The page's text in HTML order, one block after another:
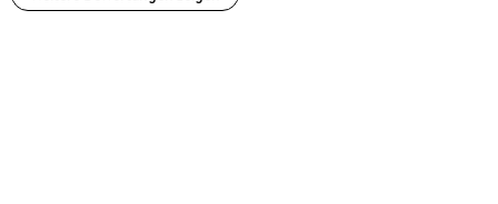
Gerade das zeichnet diesen außergewöhnlichen Roman aus,